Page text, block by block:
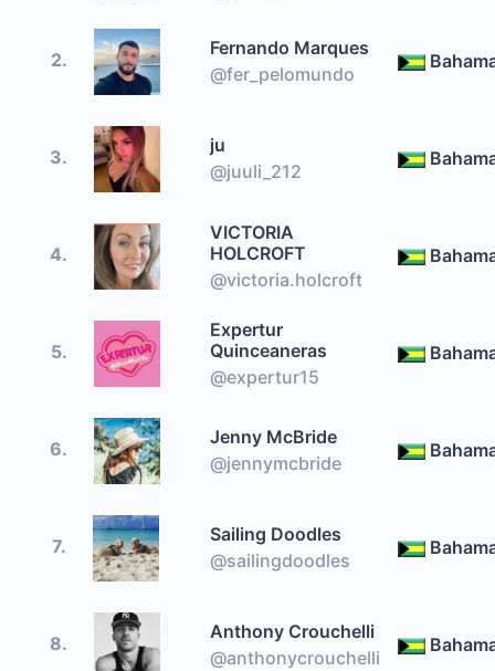
2.
Fernando Marques
@fer_pelomundo
3.
ju
@juuli_212
4.
VICTORIA
HOLCROFT
@victoria.holcroft
5.
Expertur
Quinceaneras
@expertur15
6.
Jenny McBride
@jennymcbride
7.
Sailing Doodles
@sailingdoodles
8.
Anthony Crouchelli
@anthonycrouchelli